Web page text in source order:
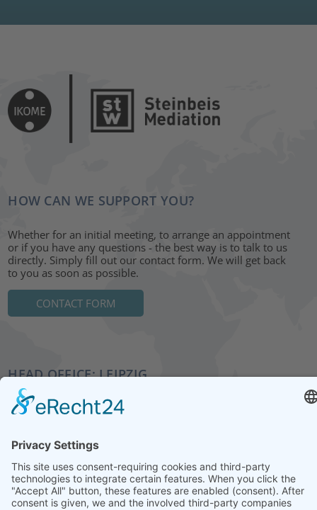
HOW CAN WE SUPPORT YOU?
Whether for an initial meeting, to arrange an appointment
or if you have any questions - the best way is to talk to us
directly. Simply fill out our contact form. We will get back
to you as soon as possible.
CONTACT FORM
HEAD OFFICE: LEIPZIG
Hohe Straße 11
Tel.: +49 341 22 54 13 50
info@steinbeis-mediation.com